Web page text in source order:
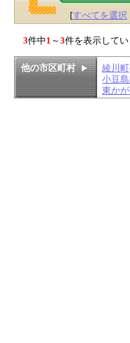
[すべてを選択
3件中1 ～3件を表示してい
他の市区町村 綾川
小豆
東か